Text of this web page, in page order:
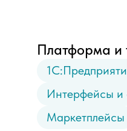
Платформа и
Интерфейсы и
Маркетплейсы